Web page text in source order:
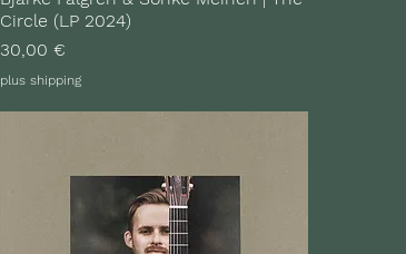
Circle (LP 2024)
Preis
30,00 €
plus shipping